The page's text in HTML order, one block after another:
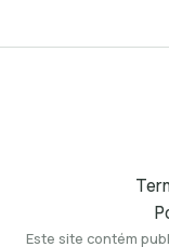
Este site contém